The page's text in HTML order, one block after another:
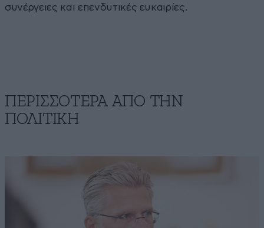
συνέργειες και επενδυτικές ευκαιρίες.
ΠΕΡΙΣΣΟΤΕΡΑ ΑΠΟ ΤΗΝ
ΠΟΛΙΤΙΚΗ